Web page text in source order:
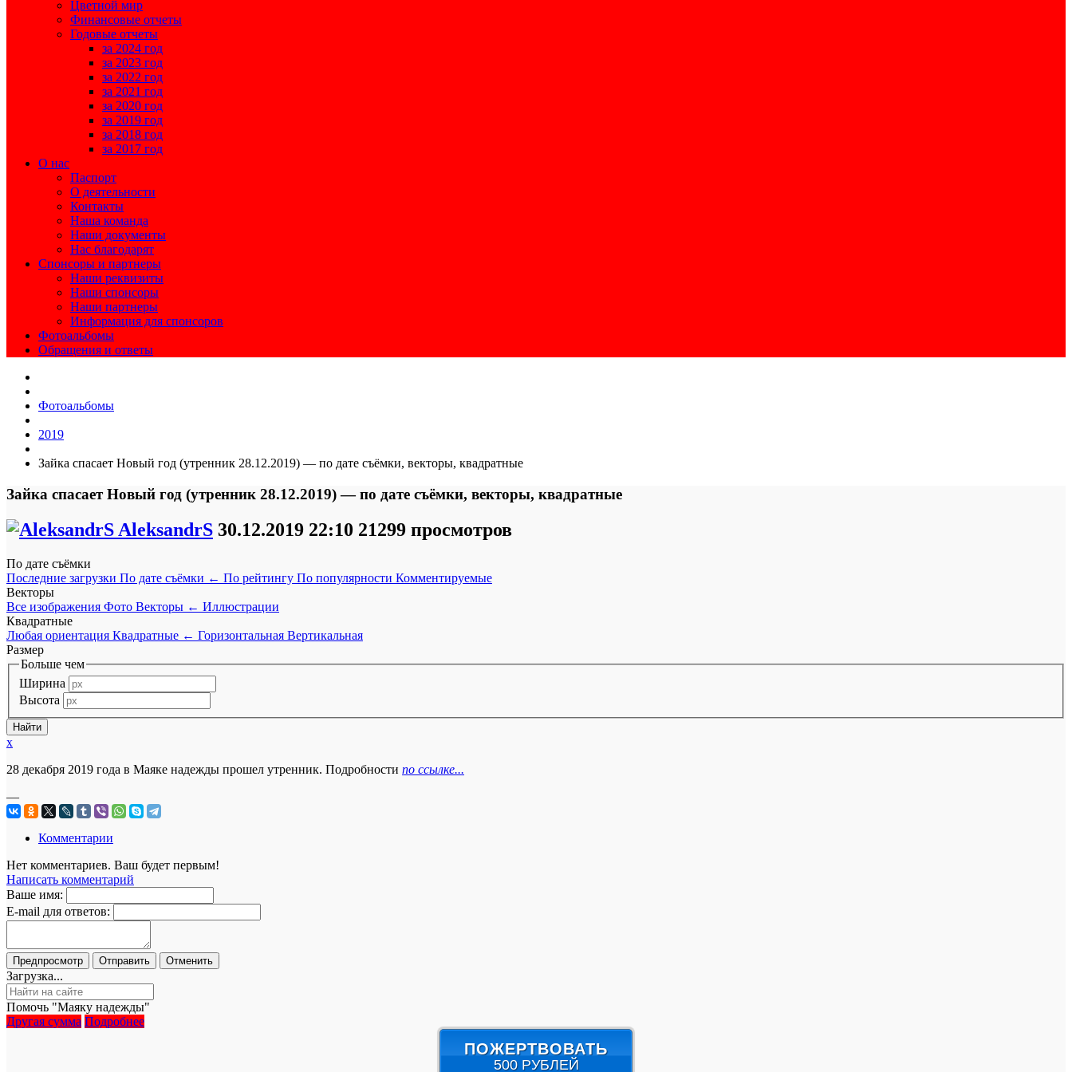
Цветной мир
Финансовые отчеты
Годовые отчеты
за 2024 год
за 2023 год
за 2022 год
за 2021 год
за 2020 год
за 2019 год
за 2018 год
за 2017 год
О нас
Паспорт
О деятельности
Контакты
Наша команда
Наши документы
Нас благодарят
Спонсоры и партнеры
Наши реквизиты
Наши спонсоры
Наши партнеры
Информация для спонсоров
Фотоальбомы
Обращения и ответы
Фотоальбомы
2019
Зайка спасает Новый год (утренник 28.12.2019) — по дате съёмки, векторы, квадратные
Зайка спасает Новый год (утренник 28.12.2019) — по дате съёмки, векторы, квадратные
AleksandrS 30.12.2019 22:10 21299 просмотров
По дате съёмки
Последние загрузки По дате съёмки ← По рейтингу По популярности Комментируемые
Векторы
Все изображения Фото Векторы ← Иллюстрации
Квадратные
Любая ориентация Квадратные ← Горизонтальная Вертикальная
Размер
Больше чем
Ширина
Высота
x
28 декабря 2019 года в Маяке надежды прошел утренник. Подробности по ссылке...
—
Комментарии
Нет комментариев. Ваш будет первым!
Написать комментарий
Ваше имя:
E-mail для ответов:
Загрузка...
Помочь "Маяку надежды"
Другая сумма Подробнее
ПОЖЕРТВОВАТЬ
500 РУБЛЕЙ